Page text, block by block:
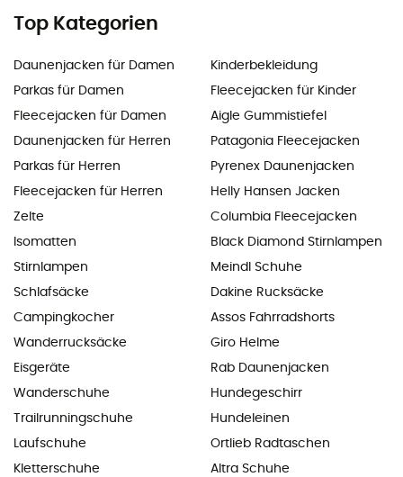
Top Kategorien
Daunenjacken für Damen
Parkas für Damen
Fleecejacken für Damen
Daunenjacken für Herren
Parkas für Herren
Fleecejacken für Herren
Zelte
Isomatten
Stirnlampen
Schlafsäcke
Campingkocher
Wanderrucksäcke
Eisgeräte
Wanderschuhe
Trailrunningschuhe
Laufschuhe
Kletterschuhe
Kinderbekleidung
Fleecejacken für Kinder
Aigle Gummistiefel
Patagonia Fleecejacken
Pyrenex Daunenjacken
Helly Hansen Jacken
Columbia Fleecejacken
Black Diamond Stirnlampen
Meindl Schuhe
Dakine Rucksäcke
Assos Fahrradshorts
Giro Helme
Rab Daunenjacken
Hundegeschirr
Hundeleinen
Ortlieb Radtaschen
Altra Schuhe